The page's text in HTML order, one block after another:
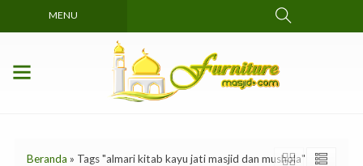
MENU
Beranda » Tags "almari kitab kayu jati masjid dan mushola"